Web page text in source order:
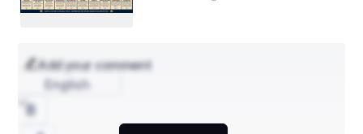
Add your comment
English